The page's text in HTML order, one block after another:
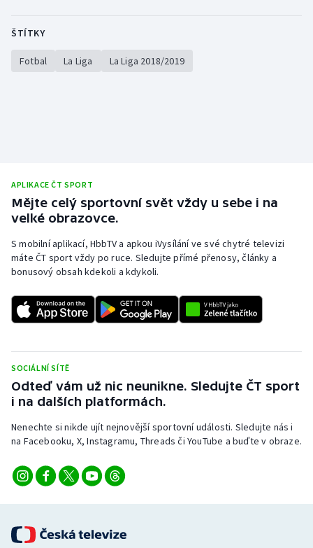
ŠTÍTKY
Fotbal La Liga La Liga 2018/2019
APLIKACE ČT SPORT
Mějte celý sportovní svět vždy u sebe i na
velké obrazovce.
S mobilní aplikací, HbbTV a apkou iVysílání ve své chytré televizi
máte ČT sport vždy po ruce. Sledujte přímé přenosy, články a
bonusový obsah kdekoli a kdykoli.
SOCIÁLNÍ SÍTĚ
Odteď vám už nic neunikne. Sledujte ČT sport
i na dalších platformách.
Nenechte si nikde ujít nejnovější sportovní události. Sledujte nás i
na Facebooku, X, Instagramu, Threads či YouTube a buďte v obraze.